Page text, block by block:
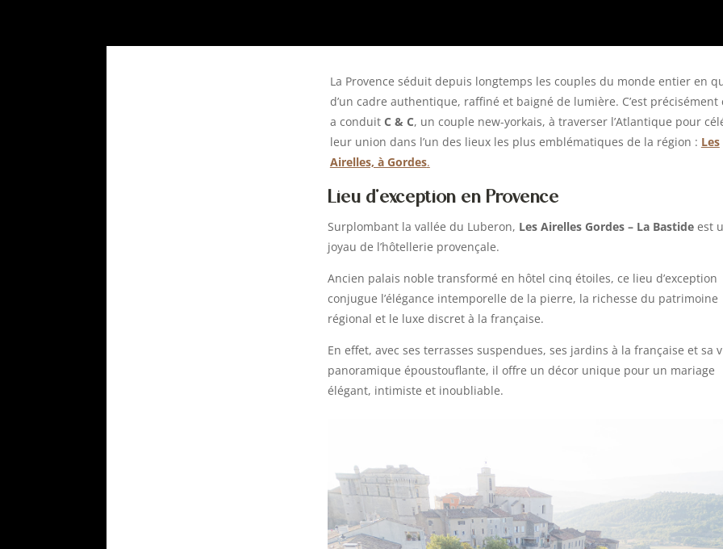
La Provence séduit depuis longtemps les couples du monde entier en
d’un cadre authentique, raffiné et baigné de lumière. C’est précisément
a conduit C & C, un couple new-yorkais, à traverser l’Atlantique pour
leur union dans l’un des lieux les plus emblématiques de la région : Les
Airelles, à Gordes.
Lieu d’exception en Provence
Surplombant la vallée du Luberon, Les Airelles Gordes – La Bastide est
joyau de l’hôtellerie provençale.
Ancien palais noble transformé en hôtel cinq étoiles, ce lieu d’exception
conjugue l’élégance intemporelle de la pierre, la richesse du patrimoine
régional et le luxe discret à la française.
En effet, avec ses terrasses suspendues, ses jardins à la française et sa
panoramique époustouflante, il offre un décor unique pour un mariage
élégant, intimiste et inoubliable.